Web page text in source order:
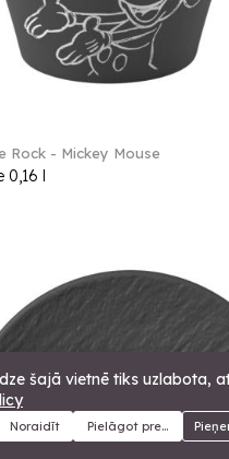
Kategorijas Meklēt
Rock - Mickey Mouse
0,16 l
šajā vietnē tiks uzlabota,
Noraidīt Pielāgot preferences